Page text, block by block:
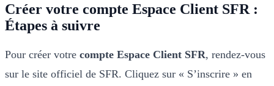
Créer votre compte Espace Client SFR :
Étapes à suivre
Pour créer votre compte Espace Client SFR, rendez-vous
sur le site officiel de SFR. Cliquez sur « S’inscrire » en